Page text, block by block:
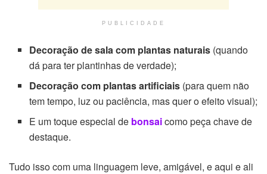
PUBLICIDADE
Decoração de sala com plantas naturais (quando
dá para ter plantinhas de verdade);
Decoração com plantas artificiais (para quem não
tem tempo, luz ou paciência, mas quer o efeito visual);
E um toque especial de bonsaicomo peça chave de
destaque.
Tudo isso com uma linguagem leve, amigável, e aqui e ali